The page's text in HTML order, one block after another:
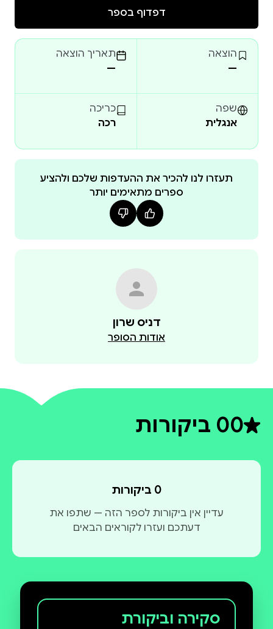
דפדוף בספר
הוצאה
—
תאריך הוצאה
—
שפה
אנגלית
כריכה
רכה
תעזרו לנו להכיר את ההעדפות שלכם ולהציע
ספרים מתאימים יותר
דניס שרון
אודות הסופר
0דירוג ממוצע 0 מתוך 5
0 ביקורות
0 ביקורות
עדיין אין ביקורות לספר הזה — שתפו את
דעתכם ועזרו לקוראים הבאים
סקירה וביקורת